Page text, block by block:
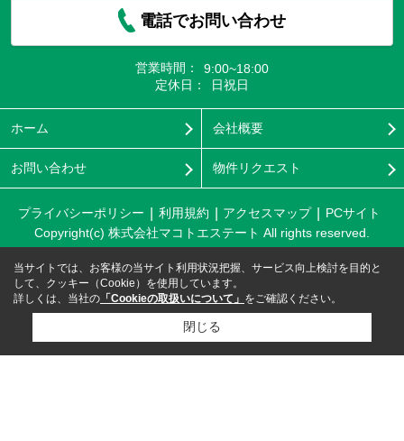
電話でお問い合わせ
営業時間：
9:00~18:00
定休日：
日祝日
ホーム 会社概要
お問い合わせ 物件リクエスト
プライバシーポリシー 利用規約 アクセスマップ
PCサイト
Copyright(c) 株式会社マコトエステート All rights reserved.
当サイトでは、お客様の当サイト利用状況把握、サービス向上検討を目的と
して、クッキー（Cookie）を使用しています。
詳しくは、当社の 「Cookieの取扱いについて」 をご確認ください。
閉じる